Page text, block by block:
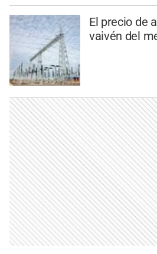
El precio de
vaivén del